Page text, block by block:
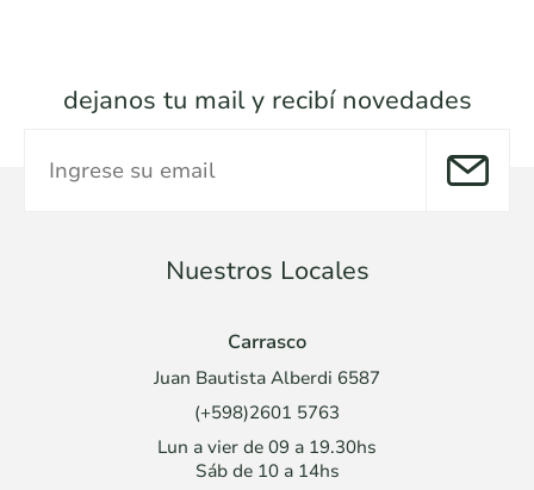
dejanos tu mail y recibí novedades
Nuestros Locales
Carrasco
Juan Bautista Alberdi 6587
(+598)2601 5763
Lun a vier de 09 a 19.30hs
Sáb de 10 a 14hs